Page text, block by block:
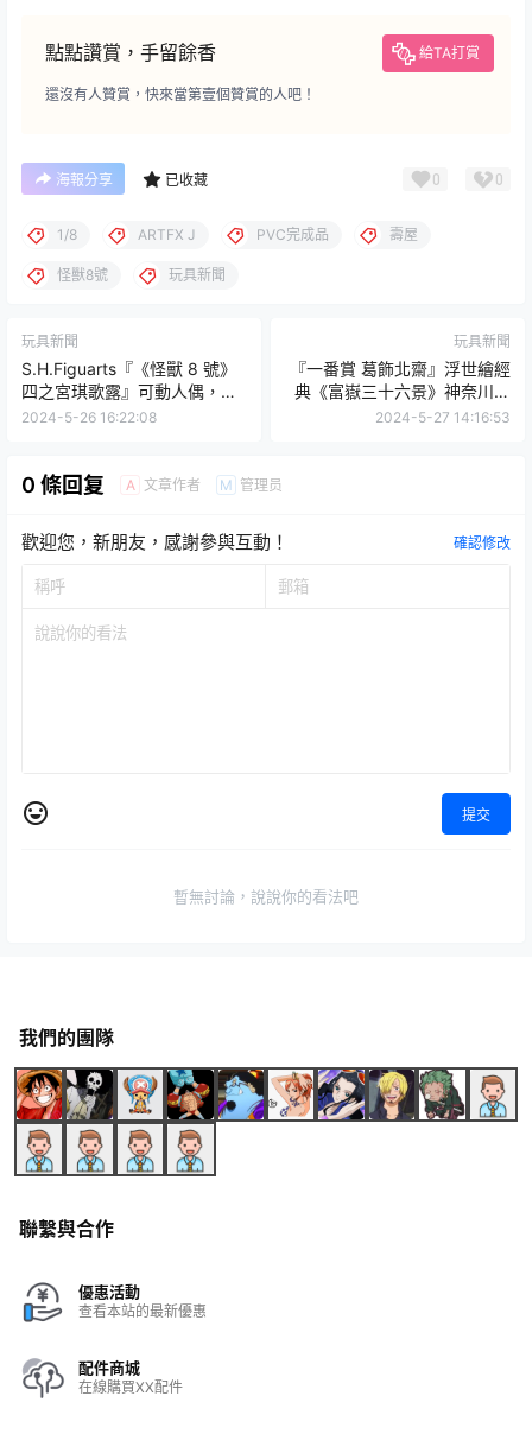
點點讚賞，手留餘香 給TA打賞
還沒有人贊賞，快來當第壹個贊賞的人吧！
海報分享 已收藏 0 0
1/8 ARTFX J PVC完成品 壽屋
怪獸8號 玩具新聞
玩具新聞
S.H.Figuarts『《怪獸 8 號》
四之宮琪歌露』可動人偶，天
才少女帶著專用巨斧強勢登
2024-5-26 16:22:08
玩具新聞
『一番賞 葛飾北齋』浮世繪經
典《富嶽三十六景》神奈川沖
浪裏立體化！08月開抽
2024-5-27 14:16:53
0 條回复 A 文章作者 M 管理员
歡迎您，新朋友，感謝參與互動！ 確認修改
提交
暫無討論，說說你的看法吧
我們的團隊
聯繫與合作
優惠活動
查看本站的最新優惠
配件商城
在線購買XX配件